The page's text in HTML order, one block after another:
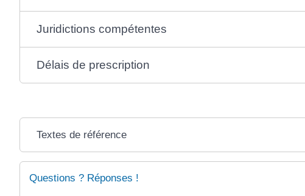
Juridictions compétentes
Délais de prescription
Textes de référence
Questions ? Réponses !